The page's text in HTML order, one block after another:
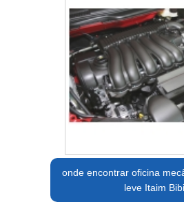
onde encontrar oficina
leve Itaim Bibi